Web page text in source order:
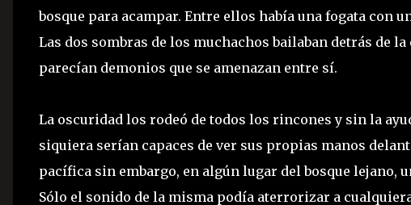
bosque para acampar. Entre ellos había una fogata con
Las dos sombras de los muchachos bailaban detrás de
parecían demonios que se amenazan entre sí.
La oscuridad los rodeó de todos los rincones y sin la
siquiera serían capaces de ver sus propias manos
pacífica sin embargo, en algún lugar del bosque lejano,
Sólo el sonido de la misma podía aterrorizar a